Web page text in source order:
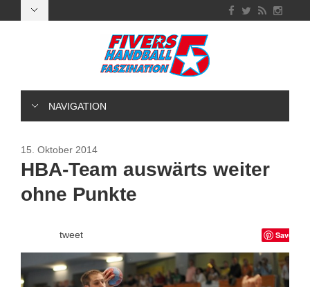
NAVIGATION
15. Oktober 2014
HBA-Team auswärts weiter
ohne Punkte
tweet Save